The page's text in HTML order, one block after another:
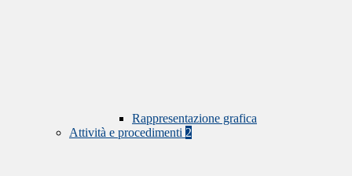
Rappresentazione grafica
Attività e procedimenti 2